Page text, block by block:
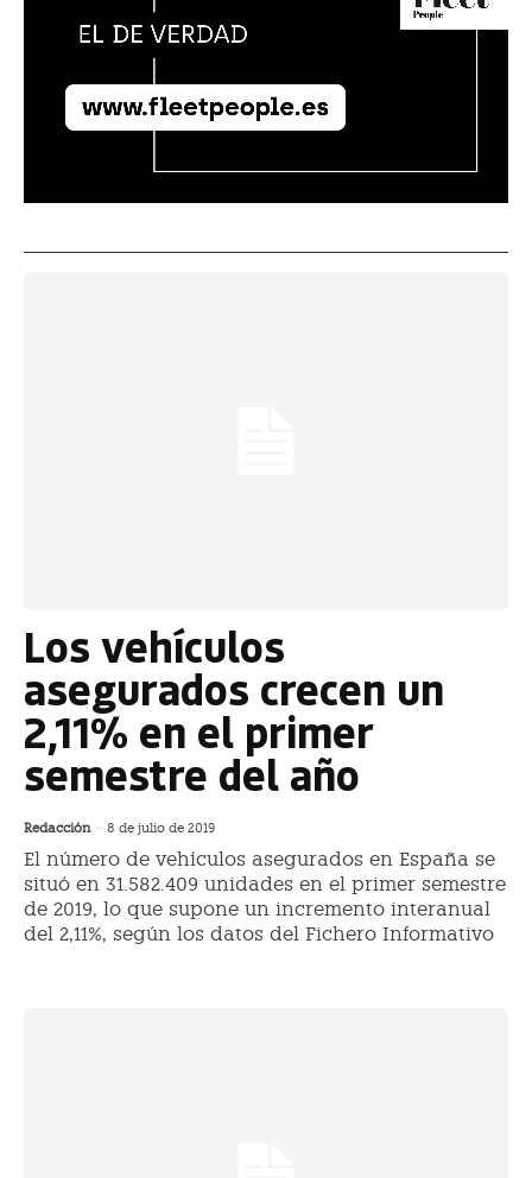
Los vehículos
asegurados crecen un
2,11% en el primer
semestre del año
Redacción - 8 de julio de 2019
El número de vehículos asegurados en España se
situó en 31.582.409 unidades en el primer semestre
de 2019, lo que supone un incremento interanual
del 2,11%, según los datos del Fichero Informativo